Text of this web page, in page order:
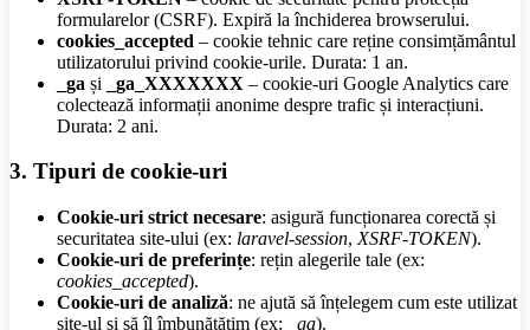
formularelor (CSRF). Expiră la închiderea browserului.
cookies_accepted – cookie tehnic care reține consimțământul
utilizatorului privind cookie-urile. Durata: 1 an.
_ga și _ga_XXXXXXX – cookie-uri Google Analytics care
colectează informații anonime despre trafic și interacțiuni.
Durata: 2 ani.
3. Tipuri de cookie-uri
Cookie-uri strict necesare: asigură funcționarea corectă și
securitatea site-ului (ex: laravel-session, XSRF-TOKEN).
Cookie-uri de preferințe: rețin alegerile tale (ex:
cookies_accepted).
Cookie-uri de analiză: ne ajută să înțelegem cum este utilizat
site-ul și să îl îmbunătățim (ex:
_ga).